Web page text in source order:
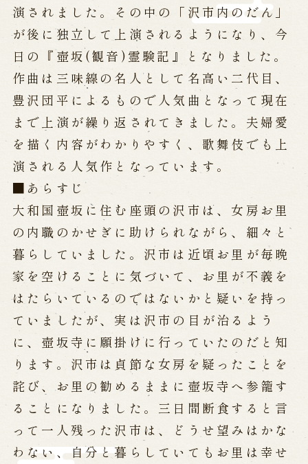
※株式会社うずのくに南あわじの求人情報ページへ移動します
関連施設
通販サイトうずのくに
道の駅うずしお
うずの丘大鳴門橋記念館
演されました。その中の「沢市内のだん」
が後に独立して上演されるようになり、今
日の『壺坂(観音)霊験記』となりました。
作曲は三味線の名人として名高い二代目、
豊沢団平によるもので人気曲となって現在
まで上演が繰り返されてきました。夫婦愛
を描く内容がわかりやすく、歌舞伎でも上
演される人気作となっています。
■あらすじ
大和国壺坂に住む座頭の沢市は、女房お里
の内職のかせぎに助けられながら、細々と
暮らしていました。沢市は近頃お里が毎晩
家を空けることに気づいて、お里が不義を
はたらいているのではないかと疑いを持っ
ていましたが、実は沢市の目が治るよう
に、壺坂寺に願掛けに行っていたのだと知
ります。沢市は貞節な女房を疑ったことを
詫び、お里の勧めるままに壺坂寺へ参籠す
ることになりました。三日間断食すると言
って一人残った沢市は、どうせ望みはかな
わない、自分と暮らしていてもお里は幸せ